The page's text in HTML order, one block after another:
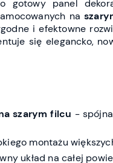
gotowy panel
na
i efektowne
się elegancko,
szarym filcu -
montażu
układ na całej